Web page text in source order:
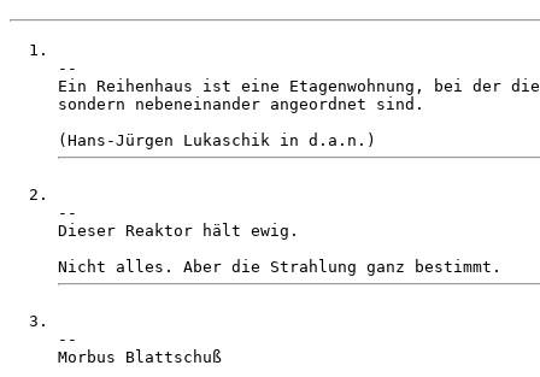
--
Ein Reihenhaus ist eine Etagenwohnung, bei der
sondern nebeneinander angeordnet sind.
--
Dieser Reaktor hält ewig.
--
Morbus Blattschuß